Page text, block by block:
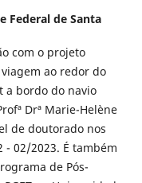
Federal de Santa
com o projeto
ao redor do
a bordo do navio
Drª Marie-Helène
de doutorado nos
- 02/2023. É também
de Pós-